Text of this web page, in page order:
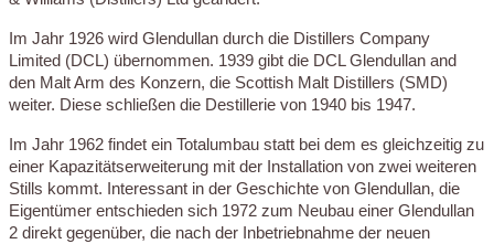
Im Jahr 1926 wird Glendullan durch die Distillers Company
Limited (DCL) übernommen. 1939 gibt die DCL Glendullan and
den Malt Arm des Konzern, die Scottish Malt Distillers (SMD)
weiter. Diese schließen die Destillerie von 1940 bis 1947.
Im Jahr 1962 findet ein Totalumbau statt bei dem es gleichzeitig zu
einer Kapazitätserweiterung mit der Installation von zwei weiteren
Stills kommt. Interessant in der Geschichte von Glendullan, die
Eigentümer entschieden sich 1972 zum Neubau einer Glendullan
2 direkt gegenüber, die nach der Inbetriebnahme der neuen